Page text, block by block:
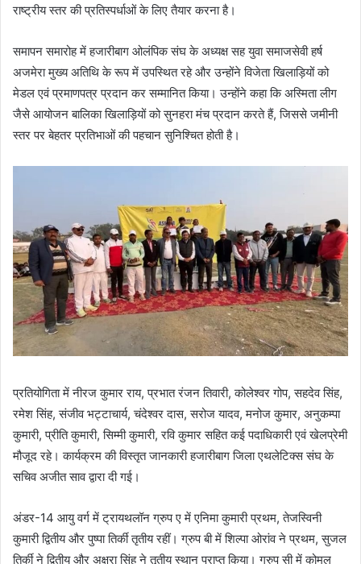
राष्ट्रीय स्तर की प्रतिस्पर्धाओं के लिए तैयार करना है।
समापन समारोह में हजारीबाग ओलंपिक संघ के अध्यक्ष सह युवा समाजसेवी हर्ष
अजमेरा मुख्य अतिथि के रूप में उपस्थित रहे और उन्होंने विजेता खिलाड़ियों को
मेडल एवं प्रमाणपत्र प्रदान कर सम्मानित किया। उन्होंने कहा कि अस्मिता लीग
जैसे आयोजन बालिका खिलाड़ियों को सुनहरा मंच प्रदान करते हैं, जिससे जमीनी
स्तर पर बेहतर प्रतिभाओं की पहचान सुनिश्चित होती है।
प्रतियोगिता में नीरज कुमार राय, प्रभात रंजन तिवारी, कोलेश्वर गोप, सहदेव सिंह,
रमेश सिंह, संजीव भट्टाचार्य, चंदेश्वर दास, सरोज यादव, मनोज कुमार, अनुकम्पा
कुमारी, प्रीति कुमारी, सिम्मी कुमारी, रवि कुमार सहित कई पदाधिकारी एवं खेलप्रेमी
मौजूद रहे। कार्यक्रम की विस्तृत जानकारी हजारीबाग जिला एथलेटिक्स संघ के
सचिव अजीत साव द्वारा दी गई।
अंडर-14 आयु वर्ग में ट्रायथलॉन ग्रुप ए में एनिमा कुमारी प्रथम, तेजस्विनी
कुमारी द्वितीय और पुष्पा तिर्की तृतीय रहीं। ग्रुप बी में शिल्पा ओरांव ने प्रथम, सुजल
तिर्की ने द्वितीय और अक्षरा सिंह ने तृतीय स्थान प्राप्त किया। ग्रुप सी में कोमल